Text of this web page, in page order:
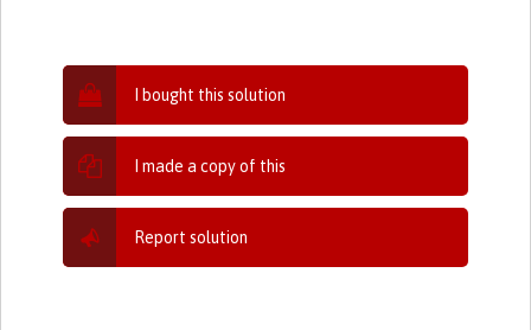
I bought this solution
I made a copy of this
Report solution